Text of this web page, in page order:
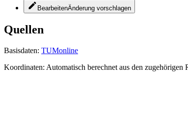
BearbeitenÄnderung vorschlagen
Quellen
Basisdaten: TUMonline
Koordinaten: Automatisch berechnet aus den zugehörigen